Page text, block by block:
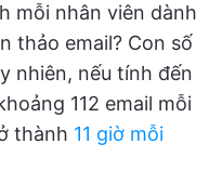
mỗi nhân viên dành
thảo email? Con số
nhiên, nếu tính đến
112 email mỗi
thành 11 giờ mỗi